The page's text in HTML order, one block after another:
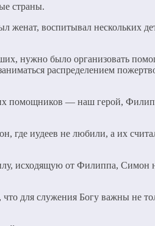
страны.
воспитывал нескольких
нужно было организовать
распределением
помощников — наш герой,
где иудеев не любили, а их
исходящую от Филиппа, Симон
для служения Богу важны не